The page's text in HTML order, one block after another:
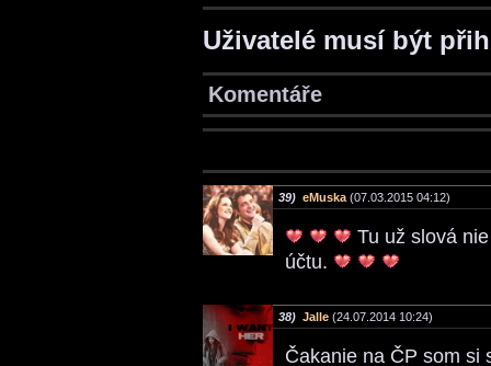
Uživatelé musí být
Komentáře
39) eMuska(07.03.2015 04:12)
Tu už slová
účtu.
38) Jalle (24.07.2014 10:24)
Čakanie na ČP som si